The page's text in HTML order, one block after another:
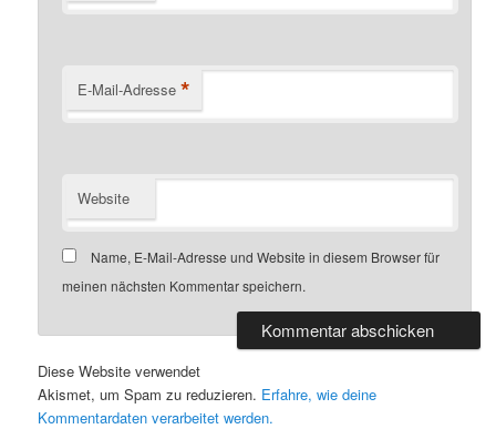
E-Mail-Adresse *
Website
Name, E-Mail-Adresse und Website in diesem Browser für
meinen nächsten Kommentar speichern.
Diese Website verwendet
Akismet, um Spam zu reduzieren. Erfahre, wie deine
Kommentardaten verarbeitet werden.